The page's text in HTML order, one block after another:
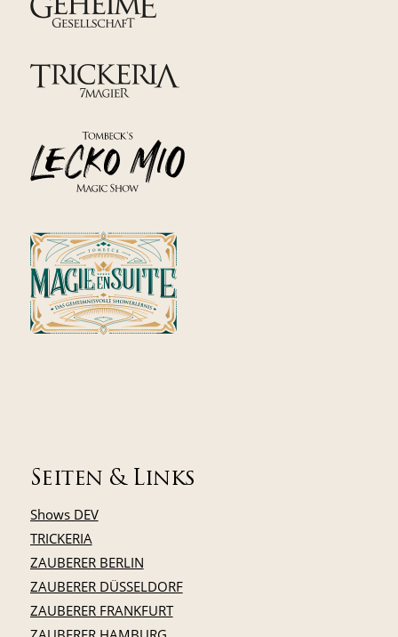
Seiten & Links
Shows DEV
TRICKERIA
ZAUBERER BERLIN
ZAUBERER DÜSSELDORF
ZAUBERER FRANKFURT